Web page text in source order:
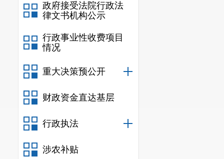
政府接受法院行政法
律文书机构公示
行政事业性收费项目
情况
重大决策预公开
财政资金直达基层
行政执法
涉农补贴